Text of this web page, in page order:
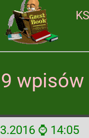
⌚ 14:05